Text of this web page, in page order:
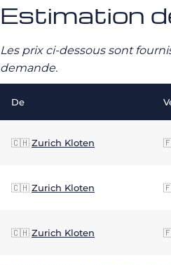
Estimation
Les prix ci-dessous sont
demande.
De
🇨🇭Zurich Kloten
🇨🇭Zurich Kloten
🇨🇭Zurich Kloten